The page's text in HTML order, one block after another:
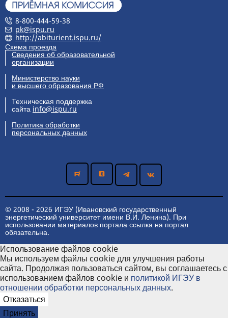
8-800-444-59-38
pk@ispu.ru
http://abiturient.ispu.ru/
Схема проезда
Сведения об образовательной
организации
Министерство науки
и высшего образования РФ
Техническая поддержка
сайта info@ispu.ru
Политика обработки
персональных данных
© 2008 - 2026 ИГЭУ (Ивановский государственный
энергетический университет имени В.И. Ленина). При
использовании материалов портала ссылка на портал
обязательна.
Использование файлов cookie
Мы используем файлы cookie для улучшения работы
сайта. Продолжая пользоваться сайтом, вы соглашаетесь с
использованием файлов cookie и политикой ИГЭУ в
отношении обработки персональных данных.
Отказаться
Принять